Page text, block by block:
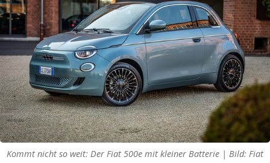
Kommt nicht so weit: Der Fiat 500e mit kleiner Batterie | Bild: Fiat